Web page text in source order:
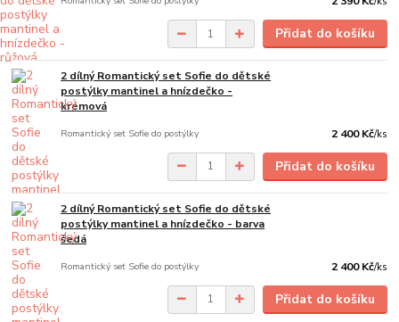
Přidat do košíku
2 dílný Romantický set Sofie do dětské
postýlky mantinel a hnízdečko -
krémová
Romantický set Sofie do postýlky 2 400 Kč/ks
Přidat do košíku
2 dílný Romantický set Sofie do dětské
postýlky mantinel a hnízdečko - barva
šedá
Romantický set Sofie do postýlky 2 400 Kč/ks
Přidat do košíku